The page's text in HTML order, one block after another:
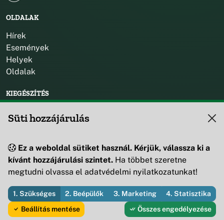
OLDALAK
Hírek
Események
Helyek
Oldalak
KIEGÉSZÍTÉS
+36 88 595 530
8419 Csesznek, Vár u. 42.
© 2026 Csesznek Községi Önkormányzat — Minden jog fenntartva
Süti hozzájárulás
Ez a weboldal sütiket használ. Kérjük, válassza ki a
kívánt hozzájárulási szintet. Ha többet szeretne
megtudni olvassa el adatvédelmi nyilatkozatunkat!
1. Szükséges 2. Beépülők 3. Marketing
4. Statisztika
Beállítás mentése
Összes engedélyezése